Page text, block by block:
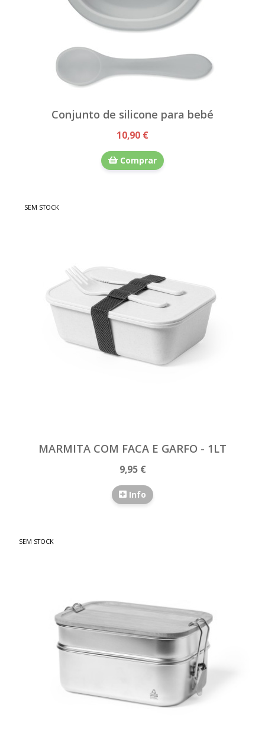
Conjunto de silicone para bebé
10,90 €
Comprar
SEM STOCK
MARMITA COM FACA E GARFO - 1LT
9,95 €
Info
SEM STOCK